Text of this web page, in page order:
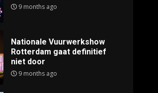
9 months ago
Nationale Vuurwerkshow
Rotterdam gaat definitief
niet door
9 months ago